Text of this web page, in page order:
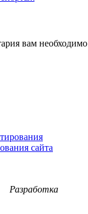
вам необходимо
сайта
Разработка